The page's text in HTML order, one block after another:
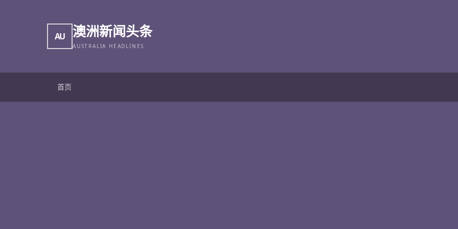
AU 澳洲新闻头条
AUSTRALIA HEADLINES
首页